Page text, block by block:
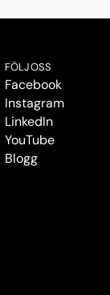
FÖLJ OSS
Facebook
Instagram
LinkedIn
YouTube
Blogg